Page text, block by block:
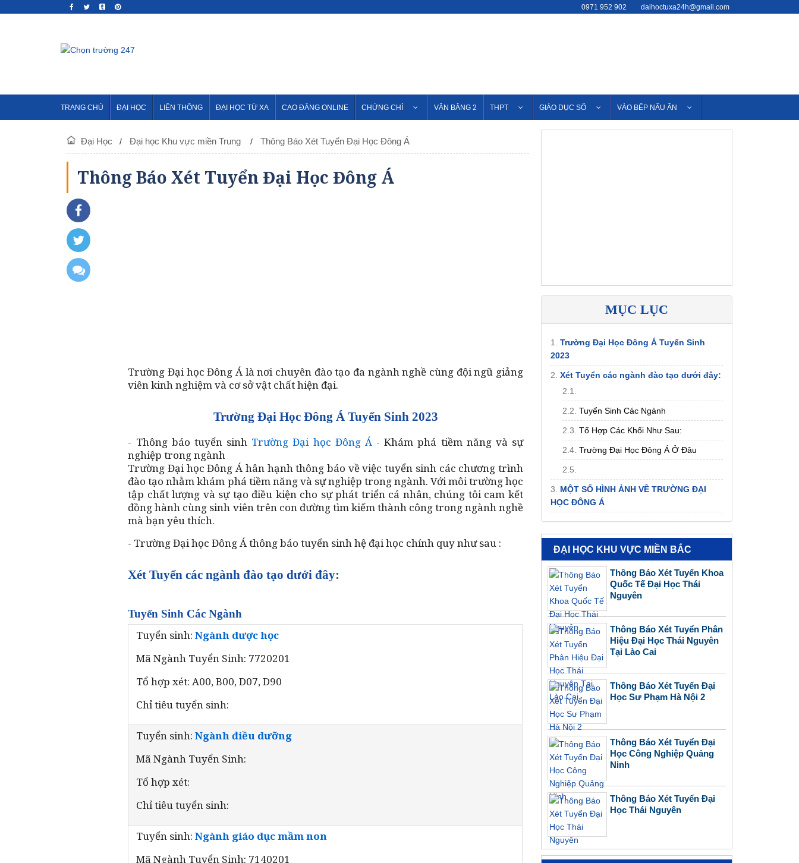
0971 952 902 daihoctuxa24h@gmail.com
TRANG CHỦ ĐẠI HỌC LIÊN THÔNG ĐẠI HỌC TỪ XA CAO ĐẲNG ONLINE CHỨNG CHỈ VĂN BẰNG 2 THPT GIÁO DỤC SỐ VÀO BẾP NẤU ĂN
Đại Học Đại học Khu vực miền Trung Thông Báo Xét Tuyển Đại Học Đông Á
Thông Báo Xét Tuyển Đại Học Đông Á
Trường Đại học Đông Á là nơi chuyên đào tạo đa ngành nghề cùng đội ngũ giảng
viên kinh nghiệm và cơ sở vật chất hiện đại.
Trường Đại Học Đông Á Tuyển Sinh 2023
- Thông báo tuyển sinh Trường Đại học Đông Á- Khám phá tiềm năng và sự
nghiệp trong ngành
Trường Đại học Đông Á hân hạnh thông báo về việc tuyển sinh các chương trình
đào tạo nhằm khám phá tiềm năng và sự nghiệp trong ngành. Với môi trường học
tập chất lượng và sự tạo điều kiện cho sự phát triển cá nhân, chúng tôi cam kết
đồng hành cùng sinh viên trên con đường tìm kiếm thành công trong ngành nghề
mà bạn yêu thích.
- Trường Đại học Đông Á thông báo tuyển sinh hệ đại học chính quy như sau :
Xét Tuyển các ngành đào tạo dưới đây:
Tuyển Sinh Các Ngành
Tuyển sinh:Ngành dược học
Mã Ngành Tuyển Sinh: 7720201
Tổ hợp xét: A00, B00, D07, D90
Chỉ tiêu tuyển sinh:
Tuyển sinh:Ngành điều dưỡng
Mã Ngành Tuyển Sinh:
Tổ hợp xét:
Chỉ tiêu tuyển sinh:
Tuyển sinh:Ngành giáo dục mầm non
Mã Ngành Tuyển Sinh: 7140201
MỤC LỤC
1. Trường Đại Học Đông Á Tuyển Sinh
2023
2. Xét Tuyển các ngành đào tạo dưới đây:
2.1.
2.2. Tuyển Sinh Các Ngành
2.3. Tổ Hợp Các Khối Như Sau:
2.4. Trường Đại Học Đông Á Ở Đâu
2.5.
3. MỘT SỐ HÌNH ẢNH VỀ TRƯỜNG ĐẠI
HỌC ĐÔNG Á
ĐẠI HỌC KHU VỰC MIỀN BẮC
Thông Báo Xét Tuyển Khoa
Quốc Tế Đại Học Thái
Nguyên
Thông Báo Xét Tuyển Phân
Hiệu Đại Học Thái Nguyên
Tại Lào Cai
Thông Báo Xét Tuyển Đại
Học Sư Phạm Hà Nội 2
Thông Báo Xét Tuyển Đại
Học Công Nghiệp Quảng
Ninh
Thông Báo Xét Tuyển Đại
Học Thái Nguyên